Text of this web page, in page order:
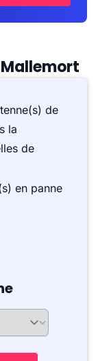
de
la
de
en panne